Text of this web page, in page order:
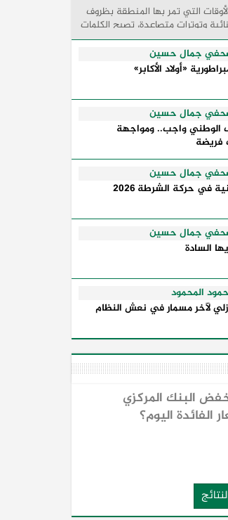
التي تمر بها المنطقة بظروف
وتوترات متصاعدة، تصبح الكلمات
أكثر من مجرد مواقف معلنة؛ فهي
تفكير الدول، وكيفية إدارتها
والحدود التي تفصل بين القوة ...
جمال حسين
«أولاد الأكابر»
جمال حسين
الوطني واجب.. ومواجهة
فريضة
جمال حسين
في حركة الشرطة 2026
جمال حسين
السادة
المحمود
لآخر مسمار في نعش النظام
البنك المركزي
الفائدة اليوم؟